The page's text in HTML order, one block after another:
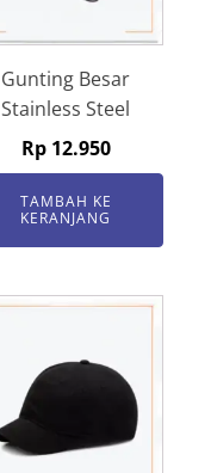
Gunting Besar
Stainless Steel
Rp12.950
TAMBAH KE
KERANJANG